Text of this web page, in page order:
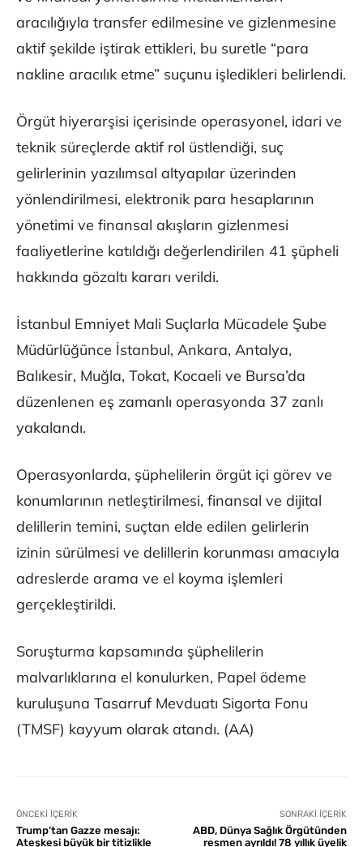
aracılığıyla transfer edilmesine ve gizlenmesine
aktif şekilde iştirak ettikleri, bu suretle “para
nakline aracılık etme” suçunu işledikleri belirlendi.
Örgüt hiyerarşisi içerisinde operasyonel, idari ve
teknik süreçlerde aktif rol üstlendiği, suç
gelirlerinin yazılımsal altyapılar üzerinden
yönlendirilmesi, elektronik para hesaplarının
yönetimi ve finansal akışların gizlenmesi
faaliyetlerine katıldığı değerlendirilen 41 şüpheli
hakkında gözaltı kararı verildi.
İstanbul Emniyet Mali Suçlarla Mücadele Şube
Müdürlüğünce İstanbul, Ankara, Antalya,
Balıkesir, Muğla, Tokat, Kocaeli ve Bursa’da
düzenlenen eş zamanlı operasyonda 37 zanlı
yakalandı.
Operasyonlarda, şüphelilerin örgüt içi görev ve
konumlarının netleştirilmesi, finansal ve dijital
delillerin temini, suçtan elde edilen gelirlerin
izinin sürülmesi ve delillerin korunması amacıyla
adreslerde arama ve el koyma işlemleri
gerçekleştirildi.
Soruşturma kapsamında şüphelilerin
malvarlıklarına el konulurken, Papel ödeme
kuruluşuna Tasarruf Mevduatı Sigorta Fonu
(TMSF) kayyum olarak atandı. (AA)
ÖNCEKI İÇERIK
Trump’tan Gazze mesajı:
Ateşkesi büyük bir titizlikle
SONRAKI İÇERIK
ABD, Dünya Sağlık Örgütünden
resmen ayrıldı! 78 yıllık üyelik